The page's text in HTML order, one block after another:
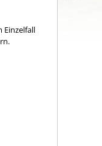
Einzelfall